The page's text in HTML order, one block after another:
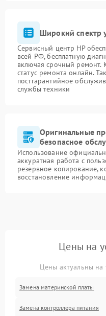
Широкий спектр
Сервисный центр HP
всей РФ, бесплатную
включая срочный ремонт.
статус ремонта онлайн.
постгарантийное
службы техники
Оригинальные
безопасное
Использование
аккуратная работа с
резервное копирование,
восстановление
Цены на
Цены актуальны
Замена материнской платы
Замена контроллера питания